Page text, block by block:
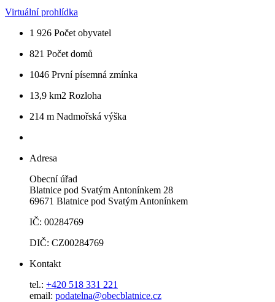
Virtuální prohlídka
1 926 Počet obyvatel
821 Počet domů
1046 První písemná zmínka
13,9 km2 Rozloha
214 m Nadmořská výška
Adresa
Obecní úřad
Blatnice pod Svatým Antonínkem 28
69671 Blatnice pod Svatým Antonínkem
IČ: 00284769
DIČ: CZ00284769
Kontakt
tel.: +420 518 331 221
email: podatelna@obecblatnice.cz